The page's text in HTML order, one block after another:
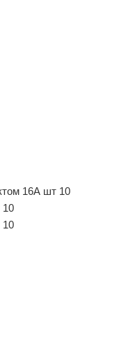
16А шт 10
10
10